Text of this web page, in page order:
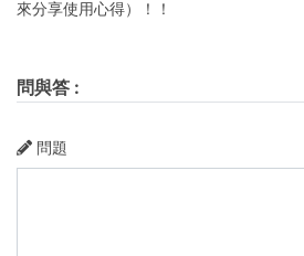
來分享使用心得）！！
問與答 :
問題